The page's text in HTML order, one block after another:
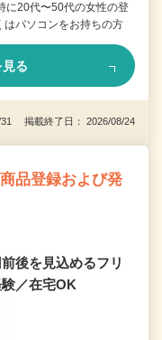
20代〜50代の女性の登
パソコンをお持ちの方
る
31 掲載終了日： 2026/08/24
品登録および発
後を見込めるフリ
／在宅OK